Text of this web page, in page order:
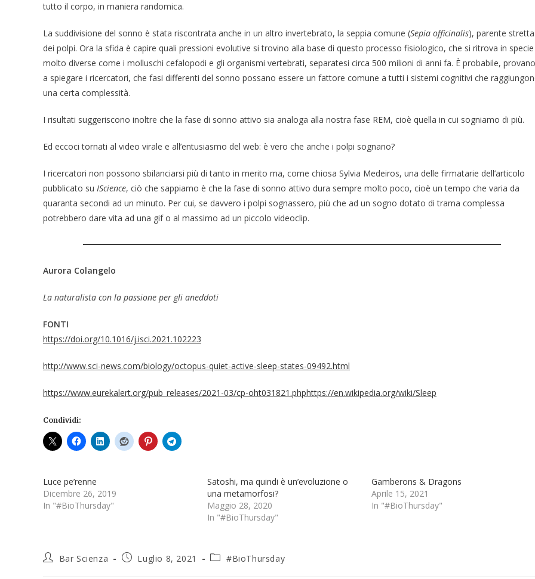
tutto il corpo, in maniera randomica.
La suddivisione del sonno è stata riscontrata anche in un altro invertebrato, la seppia comune (Sepia officinalis), parente stretta
dei polpi. Ora la sfida è capire quali pressioni evolutive si trovino alla base di questo processo fisiologico, che si ritrova in specie
molto diverse come i molluschi cefalopodi e gli organismi vertebrati, separatesi circa 500 milioni di anni fa. È probabile, provano
a spiegare i ricercatori, che fasi differenti del sonno possano essere un fattore comune a tutti i sistemi cognitivi che
una certa complessità.
I risultati suggeriscono inoltre che la fase di sonno attivo sia analoga alla nostra fase REM, cioè quella in cui sogniamo di più.
Ed eccoci tornati al video virale e all’entusiasmo del web: è vero che anche i polpi sognano?
I ricercatori non possono sbilanciarsi più di tanto in merito ma, come chiosa Sylvia Medeiros, una delle firmatarie dell’articolo
pubblicato su IScience, ciò che sappiamo è che la fase di sonno attivo dura sempre molto poco, cioè un tempo che varia da
quaranta secondi ad un minuto. Per cui, se davvero i polpi sognassero, più che ad un sogno dotato di trama complessa
potrebbero dare vita ad una gif o al massimo ad un piccolo videoclip.
Aurora Colangelo
La naturalista con la passione per gli aneddoti
FONTI
https://doi.org/10.1016/j.isci.2021.102223
http://www.sci-news.com/biology/octopus-quiet-active-sleep-states-09492.html
https://www.eurekalert.org/pub_releases/2021-03/cp-oht031821.phphttps://en.wikipedia.org/wiki/Sleep
Condividi:
Luce pe’renne
Dicembre 26, 2019
In "#BioThursday"
Satoshi, ma quindi è un’evoluzione o
una metamorfosi?
Maggio 28, 2020
In "#BioThursday"
Gamberons & Dragons
Aprile 15, 2021
In "#BioThursday"
Bar Scienza Luglio 8, 2021 #BioThursday